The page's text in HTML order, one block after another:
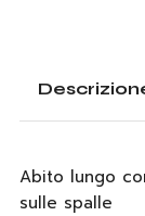
Abito lungo
sulle spalle